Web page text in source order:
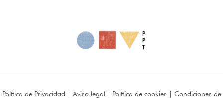
Política de Privacidad | Aviso legal| Política de cookies | Condiciones de